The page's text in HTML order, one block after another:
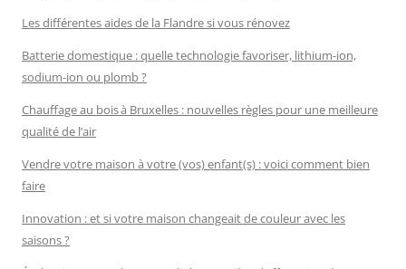
Les différentes aides de la Flandre si vous rénovez
Batterie domestique : quelle technologie favoriser, lithium-ion,
sodium-ion ou plomb ?
Chauffage au bois à Bruxelles : nouvelles règles pour une meilleure
qualité de l’air
Vendre votre maison à votre (vos) enfant(s) : voici comment bien
faire
Innovation : et si votre maison changeait de couleur avec les
saisons ?